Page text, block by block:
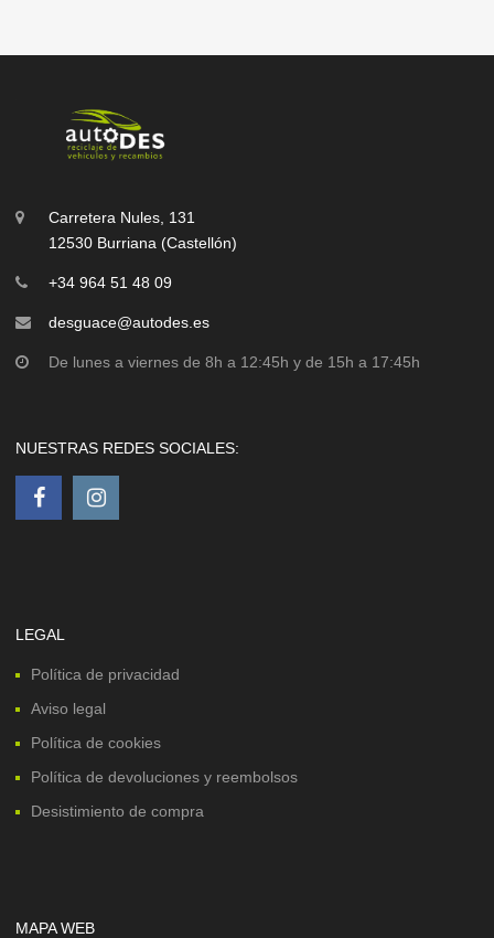
Carretera Nules, 131
12530 Burriana (Castellón)
+34 964 51 48 09
desguace@autodes.es
De lunes a viernes de 8h a 12:45h y de 15h a 17:45h
NUESTRAS REDES SOCIALES:
LEGAL
Política de privacidad
Aviso legal
Política de cookies
Política de devoluciones y reembolsos
Desistimiento de compra
MAPA WEB